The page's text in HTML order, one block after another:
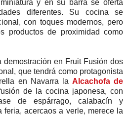
y en su barra se oferta
diferentes. Su cocina se
con toques modernos, pero
productos de proximidad como
demostración en Fruit Fusión dos
que tendrá como protagonista
en Navarra la Alcachofa de
de la cocina japonesa, con
de espárrago, calabacín y
feria, acercaos a verle, merece la